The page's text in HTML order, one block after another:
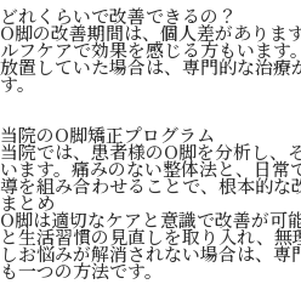
どれくらいで改善できるの？
O脚の改善期間は、個人差がありま
ルフケアで効果を感じる方もいます
放置していた場合は、専門的な治療
す。
当院のO脚矯正プログラム
当院では、患者様のO脚を分析し、
います。痛みのない整体法と、日常
導を組み合わせることで、根本的な
まとめ
O脚は適切なケアと意識で改善が可
と生活習慣の見直しを取り入れ、
しお悩みが解消されない場合は、
も一つの方法です。